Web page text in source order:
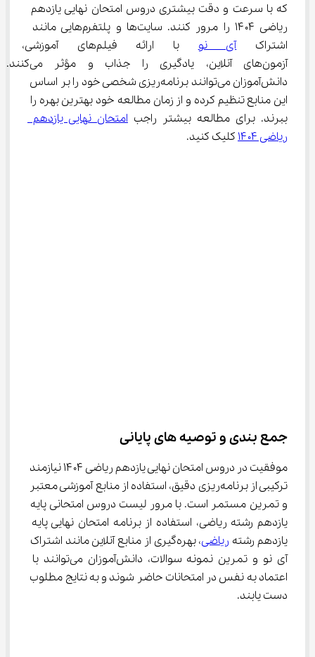
که با سرعت و دقت بیشتری دروس امتحان نهایی یازدهم
ریاضی ۱۴۰۴ را مرور کنند. سایت‌ها و پلتفرم‌هایی مانند
اشتراک آی نو
با ارائه فیلم‌های
آزمون‌های آنلاین، یادگیری را جذاب و مؤثر می‌کنند.
دانش‌آموزان می‌توانند برنامه‌ریزی شخصی خود را بر اساس
این منابع تنظیم کرده و از زمان مطالعه خود بهترین بهره را
ببرند. برای مطالعه بیشتر راجب امتحان نهایی یازدهم
ریاضی ۱۴۰۴
کلیک کنید.
جمع بندی و توصیه های پایانی
موفقیت در دروس امتحان نهایی یازدهم ریاضی ۱۴۰۴ نیازمند
ترکیبی از برنامه‌ریزی دقیق، استفاده از منابع آموزشی معتبر
و تمرین مستمر است. با مرور لیست دروس امتحانی پایه
یازدهم رشته ریاضی، استفاده از برنامه امتحان نهایی پایه
یازدهم رشته ریاضی
، بهره‌گیری از منابع آنلاین مانند اشتراک
آی نو و تمرین نمونه سوالات، دانش‌آموزان می‌توانند با
اعتماد به نفس در امتحانات حاضر شوند و به نتایج مطلوب
دست یابند.